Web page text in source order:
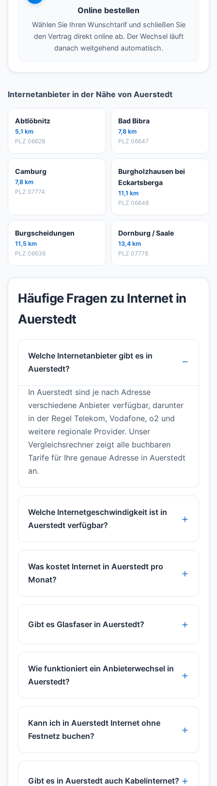
Online bestellen
Wählen Sie Ihren Wunschtarif und schließen Sie
den Vertrag direkt online ab. Der Wechsel läuft
danach weitgehend automatisch.
Internetanbieter in der Nähe von Auerstedt
Abtlöbnitz
5,1 km
PLZ 06628
Bad Bibra
7,8 km
PLZ 06647
Camburg
7,8 km
PLZ 07774
Burgholzhausen bei
Eckartsberga
11,1 km
PLZ 06648
Burgscheidungen
11,5 km
PLZ 06636
Dornburg / Saale
13,4 km
PLZ 07778
Häufige Fragen zu Internet in
Auerstedt
Welche Internetanbieter gibt es in
Auerstedt?
In Auerstedt sind je nach Adresse
verschiedene Anbieter verfügbar, darunter
in der Regel Telekom, Vodafone, o2 und
weitere regionale Provider. Unser
Vergleichsrechner zeigt alle buchbaren
Tarife für Ihre genaue Adresse in Auerstedt
an.
Welche Internetgeschwindigkeit ist in
Auerstedt verfügbar?
Was kostet Internet in Auerstedt pro
Monat?
Gibt es Glasfaser in Auerstedt?
Wie funktioniert ein Anbieterwechsel in
Auerstedt?
Kann ich in Auerstedt Internet ohne
Festnetz buchen?
Gibt es in Auerstedt auch Kabelinternet?